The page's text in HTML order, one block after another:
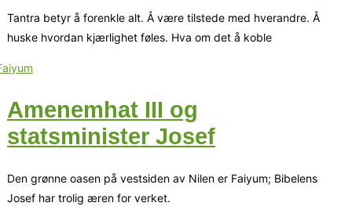
Tantra betyr å forenkle alt. Å være tilstede med hverandre. Å
huske hvordan kjærlighet føles. Hva om det å koble
Amenemhat III og
statsminister Josef
Den grønne oasen på vestsiden av Nilen er Faiyum; Bibelens
Josef har trolig æren for verket.